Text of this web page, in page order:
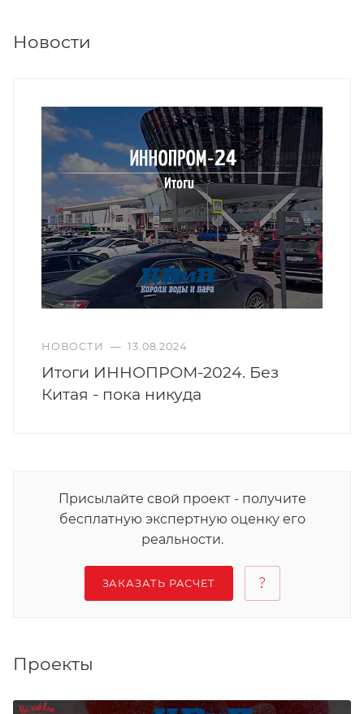
Новости
НОВОСТИ — 13.08.2024
Итоги ИННОПРОМ-2024. Без
Китая - пока никуда
Присылайте свой проект - получите
бесплатную экспертную оценку его
реальности.
ЗАКАЗАТЬ РАСЧЕТ
Проекты